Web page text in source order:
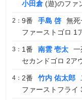
小田倉 (遊)のファ
2： 9番 手島 啓
無死
ファーストゴロ 1
3： 1番 南雲 壱太
一
セカンドゴロ 2ア
4： 2番 竹内 佑太郎
ファーストフライ